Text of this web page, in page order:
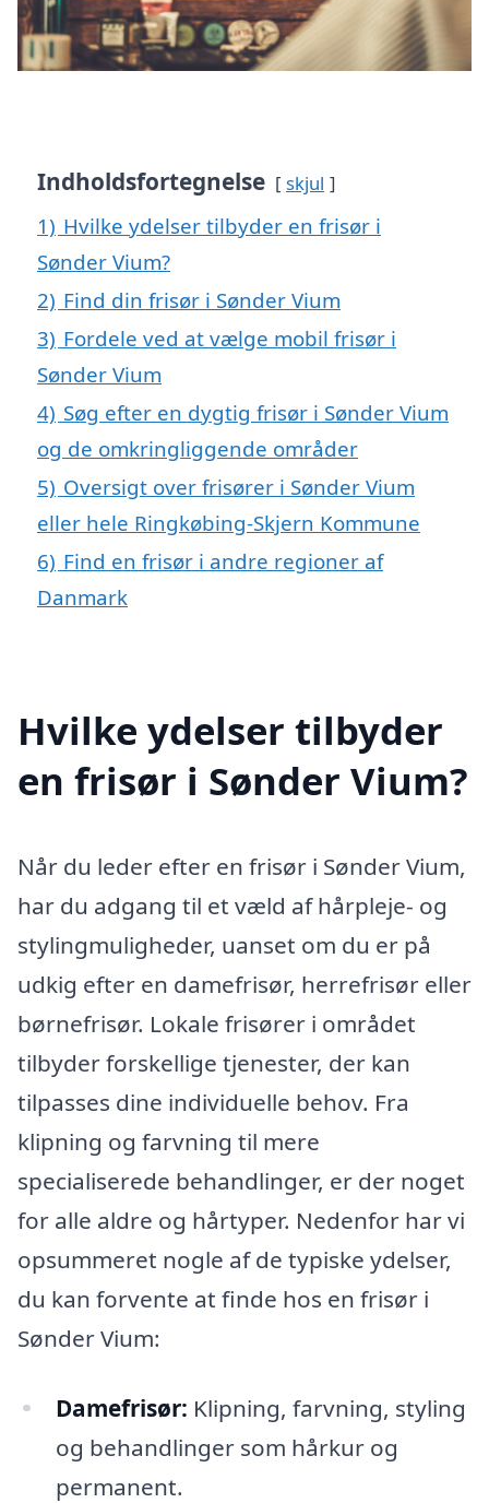
Indholdsfortegnelse skjul
1) Hvilke ydelser tilbyder en frisør i
Sønder Vium?
2) Find din frisør i Sønder Vium
3) Fordele ved at vælge mobil frisør i
Sønder Vium
4) Søg efter en dygtig frisør i Sønder Vium
og de omkringliggende områder
5) Oversigt over frisører i Sønder Vium
eller hele Ringkøbing-Skjern Kommune
6) Find en frisør i andre regioner af
Danmark
Hvilke ydelser tilbyder
en frisør i Sønder Vium?
Når du leder efter en frisør i Sønder Vium,
har du adgang til et væld af hårpleje- og
stylingmuligheder, uanset om du er på
udkig efter en damefrisør, herrefrisør eller
børnefrisør. Lokale frisører i området
tilbyder forskellige tjenester, der kan
tilpasses dine individuelle behov. Fra
klipning og farvning til mere
specialiserede behandlinger, er der noget
for alle aldre og hårtyper. Nedenfor har vi
opsummeret nogle af de typiske ydelser,
du kan forvente at finde hos en frisør i
Sønder Vium:
Damefrisør: Klipning, farvning, styling
og behandlinger som hårkur og
permanent.